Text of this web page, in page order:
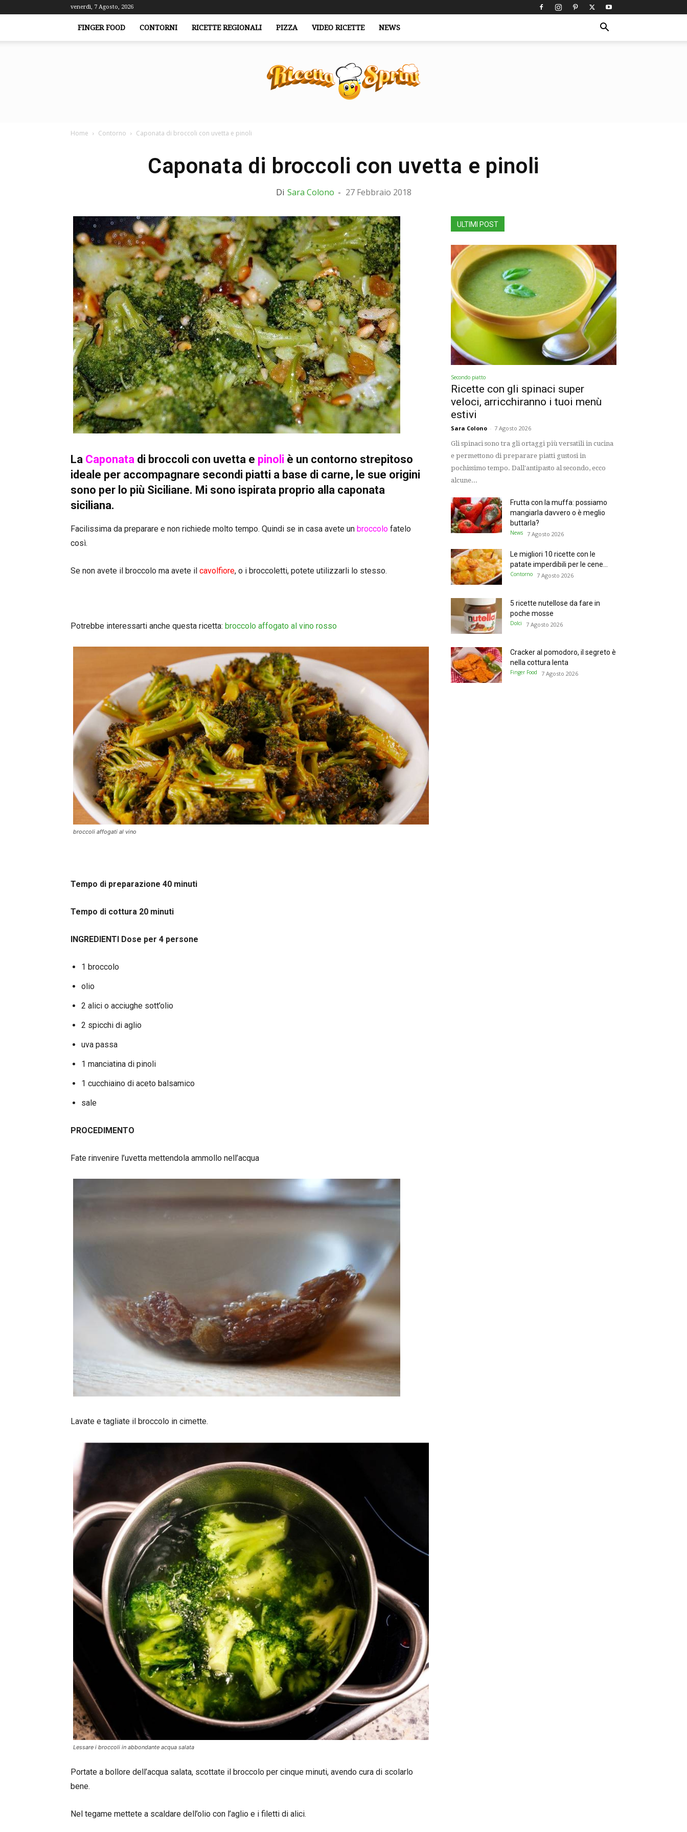
venerdì, 7 Agosto, 2026
FINGER FOOD CONTORNI RICETTE REGIONALI PIZZA VIDEO RICETTE NEWS
Home Contorno Caponata di broccoli con uvetta e pinoli
Caponata di broccoli con uvetta e pinoli
Di Sara Colono - 27 Febbraio 2018
La Caponata di broccoli con uvetta e pinoli è un contorno strepitoso
ideale per accompagnare secondi piatti a base di carne, le sue origini
sono per lo più Siciliane. Mi sono ispirata proprio alla caponata
siciliana.
Facilissima da preparare e non richiede molto tempo. Quindi se in casa avete un broccolo fatelo
così.
Se non avete il broccolo ma avete il cavolfiore, o i broccoletti, potete utilizzarli lo stesso.
Potrebbe interessarti anche questa ricetta: broccolo affogato al vino rosso
broccoli affogati al vino
Tempo di preparazione 40 minuti
Tempo di cottura 20 minuti
INGREDIENTI Dose per 4 persone
1 broccolo
olio
2 alici o acciughe sott’olio
2 spicchi di aglio
uva passa
1 manciatina di pinoli
1 cucchiaino di aceto balsamico
sale
PROCEDIMENTO
Fate rinvenire l’uvetta mettendola ammollo nell’acqua
Lavate e tagliate il broccolo in cimette.
Lessare i broccoli in abbondante acqua salata
Portate a bollore dell’acqua salata, scottate il broccolo per cinque minuti, avendo cura di scolarlo
bene.
Nel tegame mettete a scaldare dell’olio con l’aglio e i filetti di alici.
ULTIMI POST
Secondo piatto
Ricette con gli spinaci super
veloci, arricchiranno i tuoi menù
estivi
Sara Colono - 7 Agosto 2026
Gli spinaci sono tra gli ortaggi più versatili in cucina
e permettono di preparare piatti gustosi in
pochissimo tempo. Dall'antipasto al secondo, ecco
alcune...
Frutta con la muffa: possiamo
mangiarla davvero o è meglio
buttarla?
News 7 Agosto 2026
Le migliori 10 ricette con le
patate imperdibili per le cene...
Contorno 7 Agosto 2026
5 ricette nutellose da fare in
poche mosse
Dolci 7 Agosto 2026
Cracker al pomodoro, il segreto è
nella cottura lenta
Finger Food 7 Agosto 2026